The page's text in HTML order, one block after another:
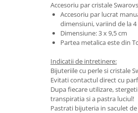
Accesoriu par cristale
Accesoriu par lucrat
dimensiuni, variind de la 4
Dimensiune: 3 x 9,5 cm
Partea metalica este din
Indicatii de intretinere:
Bijuteriile cu perle si cristale
Evitati contactul direct cu
Dupa fiecare utilizare,
transpiratia si a pastra luciul!
Pastrati bijuteria in saculet